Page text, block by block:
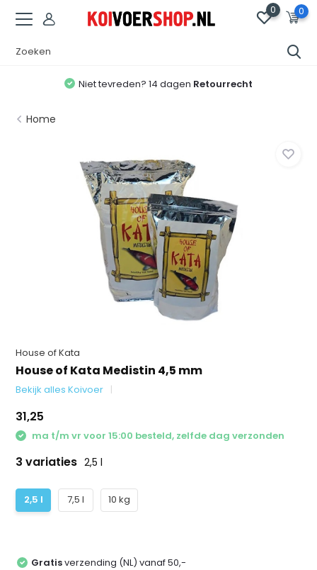
0 0
Niet tevreden? 14 dagen Retourrecht
Home
House of Kata
House of Kata Medistin 4,5 mm
Bekijk alles Koivoer
31,25
ma t/m vr voor 15:00 besteld, zelfde dag verzonden
3 variaties 2,5 l
2,5 l 7,5 l 10 kg
Gratisverzending (NL) vanaf 50,-